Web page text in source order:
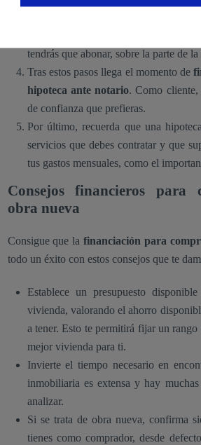
tendrás que abonar, sobre la parte de
Tras estos pasos llega el momento de
hipoteca ante notario. Como cliente,
de confianza que prefieras.
Por último, recuerda que una
servicios que debes contratar y que
tus gastos mensuales, como el
Consejos financieros para
obra nueva
Consigue que lafinanciación para
todo un éxito con estos consejos que te
Establece un presupuesto
vivienda, valorando el ahorro
a tener. Esto te permitirá fijar un
mejor vivienda para ti.
Invierte el tiempo necesario en
inmobiliaria es extensa y hay
analizar.
Si se trata de obra nueva, confirma
tienes como comprador, desde